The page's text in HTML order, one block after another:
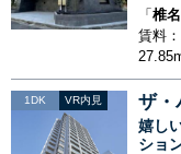
「 椎
賃料：
1DK VR内見 ザ・
嬉し
ショ